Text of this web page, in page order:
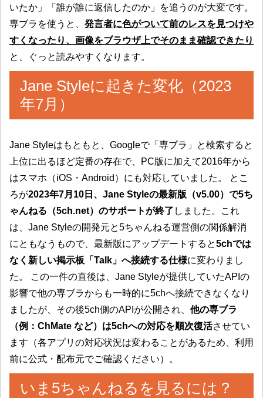
いたか」「誰が誰に返信したのか」を追うのが大変です。
専ブラを使うと、 発言者に色がついて前のレスを見つけや
すくなったり、画像をブラウザ上でそのまま確認できたり
と、ぐっと読みやすくなります。
Jane Styleに起きた変化（2023
年7月）
Jane Styleはもともと、Googleで「専ブラ」と検索すると
上位に出るほど定番の存在で、PC版に加えて2016年から
はスマホ（iOS・Android）にも対応していました。 とこ
ろが2023年7月10日、Jane Styleの最新版（v5.00）で5ち
ゃんねる（5ch.net）のサポートが終了 しました。これ
は、Jane Styleの開発元と5ちゃんねる運営側の関係解消
にともなうもので、最新版にアップデートすると5chでは
なく新しい掲示板「Talk」へ接続する仕様に変わりまし
た。 この一件の直後は、Jane Styleが提供していたAPIの
影響で他の専ブラからも一時的に5chへ接続できなくなり
ましたが、その後5ch側のAPIが公開され、 他の専ブラ
（例：ChMate など）は5chへの対応を順次復活させてい
ます（各アプリの対応状況は変わることがあるため、利用
前に公式・配布元でご確認ください）。
いま5ちゃんねるを見るには？